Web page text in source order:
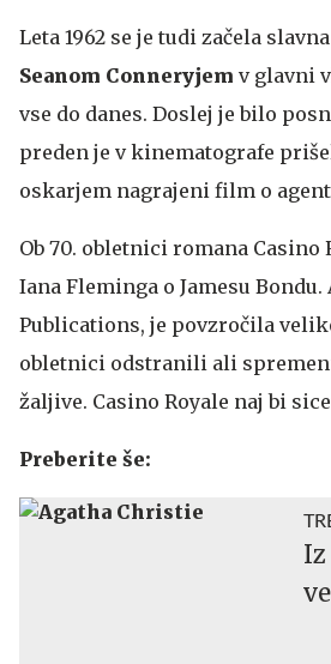
Leta 1962 se je tudi začela
Seanom Conneryjem v glavni
vse do danes. Doslej je bilo
preden je v kinematografe
oskarjem nagrajeni film o
Ob 70. obletnici romana
Iana Fleminga o Jamesu
Publications, je povzročila
obletnici odstranili ali
žaljive. Casino Royale naj bi
Preberite še: